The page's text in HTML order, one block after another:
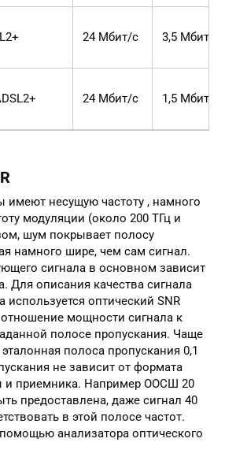
24 Мбит/с 3,5 Мбит/с
24 Мбит/с 1,5 Мбит/с
имеют несущую частоту , намного
модуляции (около 200 ТГц и
шум покрывает полосу
намного шире, чем сам сигнал.
сигнала в основном зависит
Для описания качества сигнала
используется оптический SNR
отношение мощности сигнала к
полосе пропускания. Чаще
полоса пропускания 0,1
не зависит от формата
и приемника. Например ООСШ 20
предоставлена, даже сигнал 40
в этой полосе частот.
анализатора оптического